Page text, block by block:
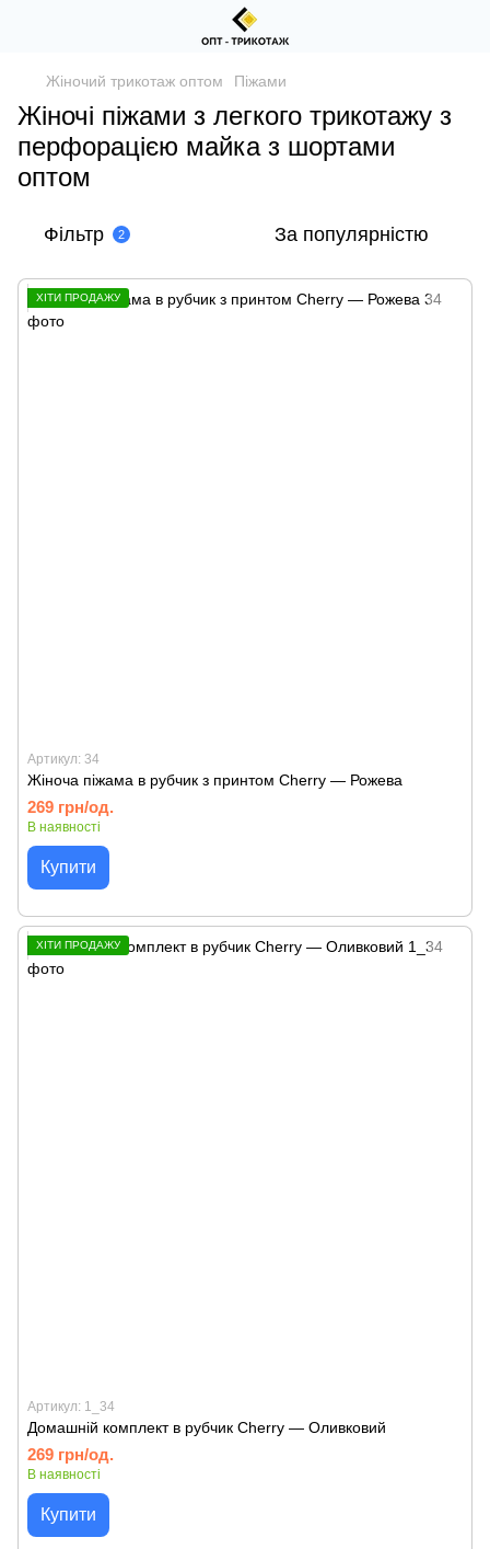
Жіночий трикотаж оптом Піжами
Жіночі піжами з легкого трикотажу з
перфорацією майка з шортами
оптом
Фільтр 2 За популярністю
ХІТИ ПРОДАЖУ
Артикул: 34
Жіноча піжама в рубчик з принтом Cherry — Рожева
269 грн/од.
В наявності
Купити
ХІТИ ПРОДАЖУ
Артикул: 1_34
Домашній комплект в рубчик Cherry — Оливковий
269 грн/од.
В наявності
Купити